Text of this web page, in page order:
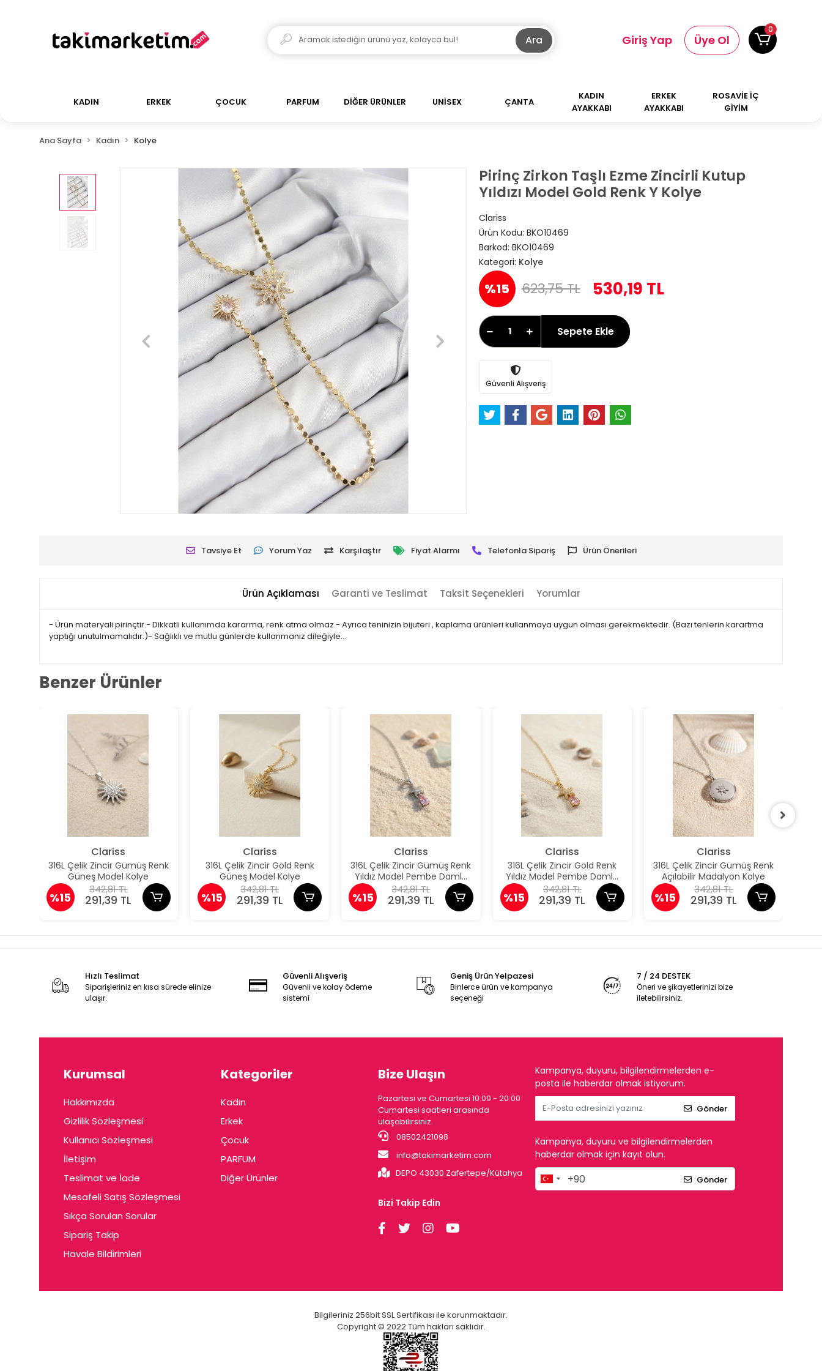
Ara Giriş Yap Üye Ol
0
KADIN ERKEK ÇOCUK PARFUM DİĞER ÜRÜNLER UNİSEX ÇANTA
KADIN
AYAKKABI
ERKEK
AYAKKABI
ROSAVİE İÇ
GİYİM
Ana Sayfa Kadın Kolye
Pirinç Zirkon Taşlı Ezme Zincirli Kutup
Yıldızı Model Gold Renk Y Kolye
Clariss
Ürün Kodu: BKO10469
Barkod: BKO10469
Kategori: Kolye
%15 623,75 TL 530,19 TL
Sepete Ekle
Güvenli Alışveriş
Tavsiye Et Yorum Yaz Karşılaştır Fiyat Alarmı Telefonla Sipariş Ürün Önerileri
Ürün Açıklaması Garanti ve Teslimat Taksit Seçenekleri Yorumlar
- Ürün materyali pirinçtir.- Dikkatli kullanımda kararma, renk atma olmaz.- Ayrıca teninizin bijuteri , kaplama ürünleri kullanmaya uygun olması gerekmektedir. (Bazı tenlerin karartma
yaptığı unutulmamalıdır.)- Sağlıklı ve mutlu günlerde kullanmanız dileğiyle...
Benzer Ürünler
Clariss
316L Çelik Zincir Gümüş Renk
Güneş Model Kolye
%15
342,81 TL
291,39 TL
Clariss
316L Çelik Zincir Gold Renk
Güneş Model Kolye
%15
342,81 TL
291,39 TL
Clariss
316L Çelik Zincir Gümüş Renk
Yıldız Model Pembe Damla
Taş Model Kolye
%15
342,81 TL
291,39 TL
Clariss
316L Çelik Zincir Gold Renk
Yıldız Model Pembe Damla
Taş Model Kolye
%15
342,81 TL
291,39 TL
Clariss
316L Çelik Zincir Gümüş Renk
Açılabilir Madalyon Kolye
%15
342,81 TL
291,39 TL
Hızlı Teslimat
Siparişleriniz en kısa sürede elinize
ulaşır.
Güvenli Alışveriş
Güvenli ve kolay ödeme
sistemi
Geniş Ürün Yelpazesi
Binlerce ürün ve kampanya
seçeneği
7 / 24 DESTEK
Öneri ve şikayetlerinizi bize
iletebilirsiniz.
Kurumsal
Hakkımızda
Gizlilik Sözleşmesi
Kullanıcı Sözleşmesi
İletişim
Teslimat ve İade
Mesafeli Satış Sözleşmesi
Sıkça Sorulan Sorular
Sipariş Takip
Havale Bildirimleri
Kategoriler
Kadın
Erkek
Çocuk
PARFUM
Diğer Ürünler
Bize Ulaşın
Pazartesi ve Cumartesi 10:00 - 20:00
Cumartesi saatleri arasında
ulaşabilirsiniz.
08502421098
info@takimarketim.com
DEPO 43030 Zafertepe/Kütahya
Bizi Takip Edin
Kampanya, duyuru, bilgilendirmelerden e-
posta ile haberdar olmak istiyorum.
Gönder
Kampanya, duyuru ve bilgilendirmelerden
haberdar olmak için kayıt olun.
Gönder
Bilgileriniz 256bit SSL Sertifikası ile korunmaktadır.
Copyright © 2022 Tüm hakları saklıdır.